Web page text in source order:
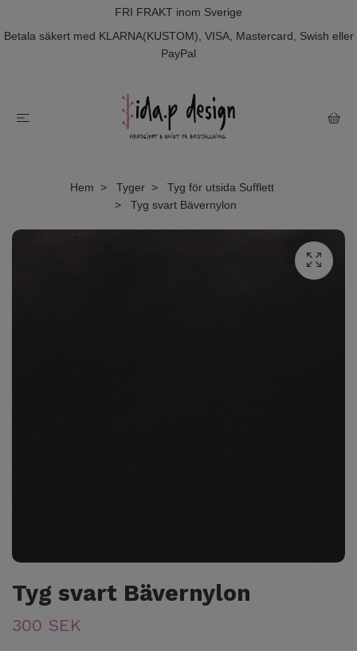
FRI FRAKT inom Sverige
Betala säkert med KLARNA(KUSTOM), VISA, Mastercard, Swish eller
PayPal
Hem Tyger
Tyg för utsida Sufflett
Tyg svart Bävernylon
Tyg svart Bävernylon
300 SEK